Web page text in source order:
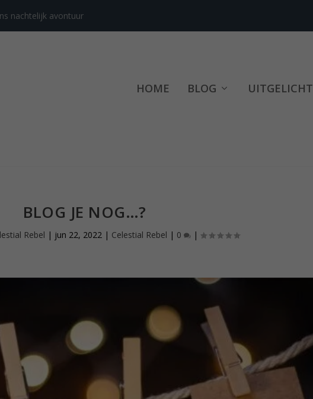
nachtelijk avontuur
HOME BLOG UITGELICHT
BLOG JE NOG…?
Rebel | jun 22, 2022 | Celestial Rebel | 0 |